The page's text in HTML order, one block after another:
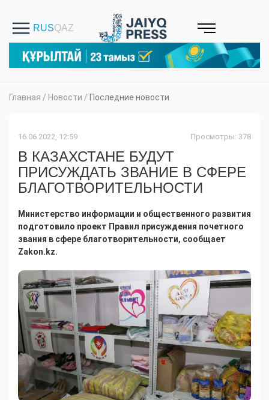
Главная / Новости / Последние новости
16.06.2022, 12:59 Просмотры: 378
В КАЗАХСТАНЕ БУДУТ
ПРИСУЖДАТЬ ЗВАНИЕ В СФЕРЕ
БЛАГОТВОРИТЕЛЬНОСТИ
Министерство информации и общественного развития
подготовило проект Правил присуждения почетного
звания в сфере благотворительности, сообщает
Zakon.kz.